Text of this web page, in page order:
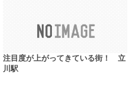
注目度が上がってきている街！ 立
川駅